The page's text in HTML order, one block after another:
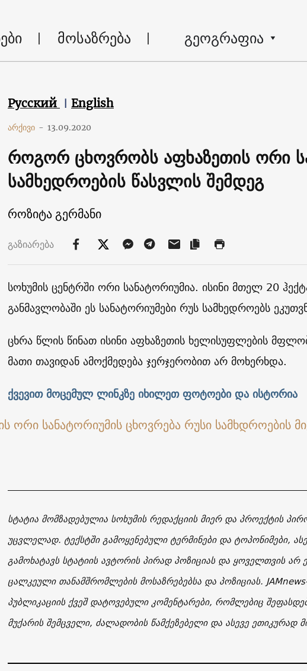
მოსაზრება გეოგრაფია
Русский English
არქივი - 13.09.2020
როგორ ცხოვრობს აფხაზეთის ორი
სამხედროების წასვლის შემდეგ
როზიტა გერმანი
გაზიარება
სოხუმის ცენტრში ორი სანატორიუმია. ისინი მთელ 20
განმავლობაში ეს სანატორიუმები რუს სამხედროებს
ცხრა წლის წინათ ისინი აფხაზეთის ხელისუფლების
მათი თავიდან ამოქმედება ჯერჯერობით არ მოხერხდა.
ქვევით მოცემულ ლინკზე იხილეთ ფოტოები და ისტორია
სტატია მომზადებულია სოხუმის რედაქციის მიერ და პროექტის
უცვლელად. ტექსტში გამოყენებული ტერმინები და ტოპონიმები,
გამოხატავს სტატიის ავტორის პირად პოზიციას და ყოველთვის არ
ცალკეული თანამშრომლების მოსაზრებებსა და პოზიციას.
პუბლიკაციის ქვეშ დატოვებული კომენტარები, რომლებიც
მუქარის შემცველი, ძალადობის წამქეზებელი და ასევე ეთიკურად